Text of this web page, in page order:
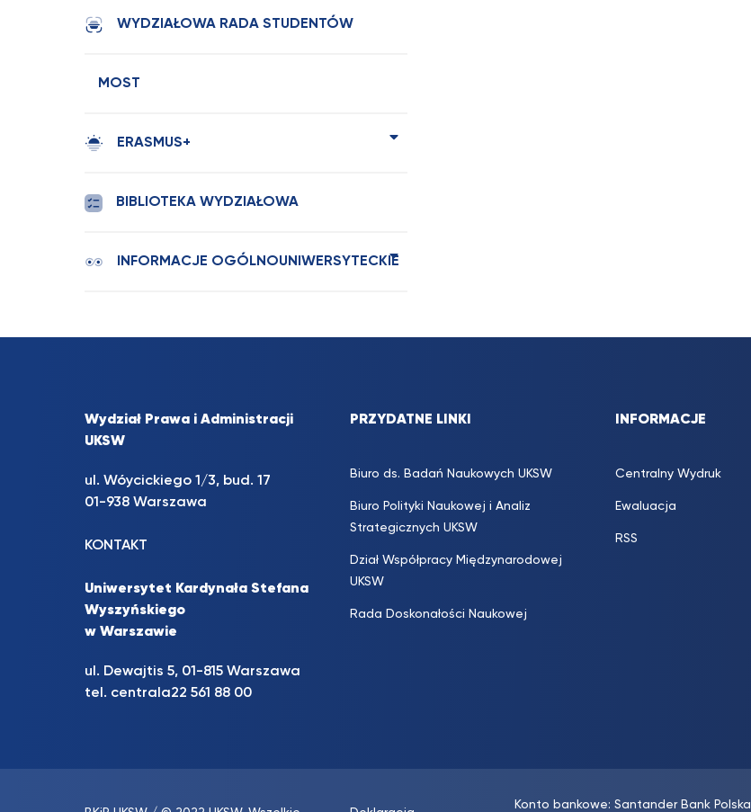
WYDZIAŁOWA RADA STUDENTÓW
MOST
ERASMUS+
BIBLIOTEKA WYDZIAŁOWA
INFORMACJE OGÓLNOUNIWERSYTECKIE
Wydział Prawa i Administracji
UKSW
ul. Wóycickiego 1/3, bud. 17
01-938 Warszawa
KONTAKT
Uniwersytet Kardynała Stefana
Wyszyńskiego
w Warszawie
ul. Dewajtis 5, 01-815 Warszawa
tel. centrala22 561 88 00
PRZYDATNE LINKI
Biuro ds. Badań Naukowych UKSW
Biuro Polityki Naukowej i Analiz
Strategicznych UKSW
Dział Współpracy Międzynarodowej
UKSW
Rada Doskonałości Naukowej
INFORMACJE
Centralny Wydruk
Ewaluacja
RSS
Konto bankowe: Santander Bank Polska